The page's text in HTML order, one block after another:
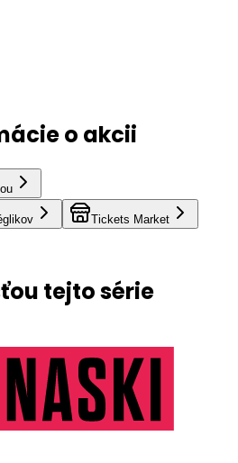
o akcii
Tickets Market
tejto série